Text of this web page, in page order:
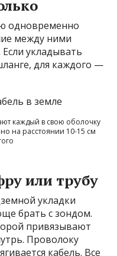
одновременно
между ними
укладывать
для каждого —
каждый в свою оболочку
на расстоянии 10-15 см
или трубу
укладки
брать с зондом.
привязывают
Проволоку
кабель. Все